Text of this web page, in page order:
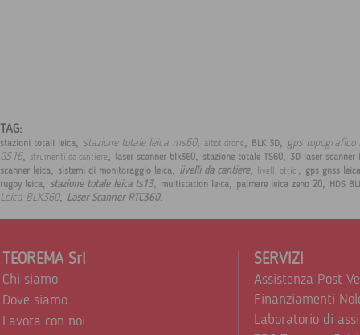
TAG:
stazioni totali leica, stazione totale leica ms60, aibot drone, BLK 3D, gps topografico
GS16, strumenti da cantiere, laser scanner blk360, stazione totale TS60, 3D laser scanner
scanner leica, sistemi di monitoraggio leica, livelli da cantiere, livelli ottici, gps gnss
rugby leica, stazione totale leica ts13, multistation leica, palmare leica zeno 20, HDS
Leica BLK360, Laser Scanner RTC360.
TEOREMA Srl
Chi siamo
Dove siamo
Lavora con noi
SERVIZI
Assistenza Post
Finanziamenti
Laboratorio di